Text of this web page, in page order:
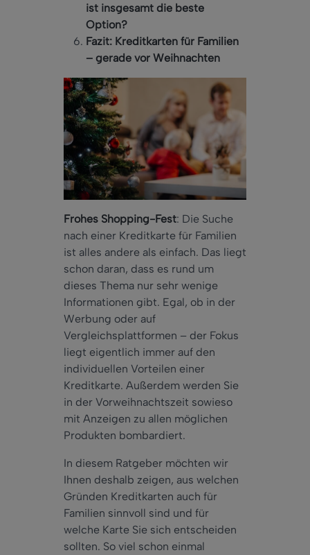
ist insgesamt die beste
Option?
Fazit: Kreditkarten für Familien
– gerade vor Weihnachten
Frohes Shopping-Fest: Die Suche
nach einer Kreditkarte für Familien
ist alles andere als einfach. Das liegt
schon daran, dass es rund um
dieses Thema nur sehr wenige
Informationen gibt. Egal, ob in der
Werbung oder auf
Vergleichsplattformen – der Fokus
liegt eigentlich immer auf den
individuellen Vorteilen einer
Kreditkarte. Außerdem werden Sie
in der Vorweihnachtszeit sowieso
mit Anzeigen zu allen möglichen
Produkten bombardiert.
In diesem Ratgeber möchten wir
Ihnen deshalb zeigen, aus welchen
Gründen Kreditkarten auch für
Familien sinnvoll sind und für
welche Karte Sie sich entscheiden
sollten. So viel schon einmal